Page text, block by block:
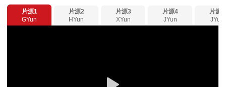
片源1
GYun
片源2
HYun
片源3
XYun
片源4
JYun
片源5
JYun